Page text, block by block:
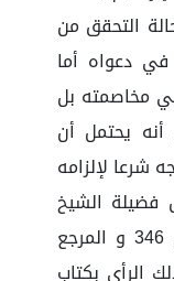
التحقق من
دعواه أما
مخاصمته بل
يحتمل أن
شرعا لإلزامه
فضيلة الشيخ
محمد إبراهيم آل الشيخ ج 12 ص 346 و المرجع
ذلك الرأي بكتاب